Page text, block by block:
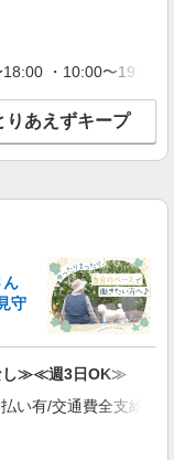
18:00 ・10:00〜19:00
りあえずキープ
守
し≫≪週3日OK≫
い有/交通費全支給(ガ